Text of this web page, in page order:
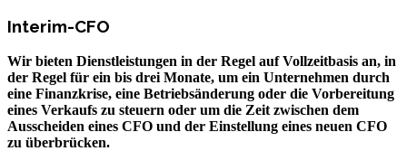
Interim-CFO
Wir bieten Dienstleistungen in der Regel auf Vollzeitbasis an, in
der Regel für ein bis drei Monate, um ein Unternehmen durch
eine Finanzkrise, eine Betriebsänderung oder die Vorbereitung
eines Verkaufs zu steuern oder um die Zeit zwischen dem
Ausscheiden eines CFO und der Einstellung eines neuen CFO
zu überbrücken.